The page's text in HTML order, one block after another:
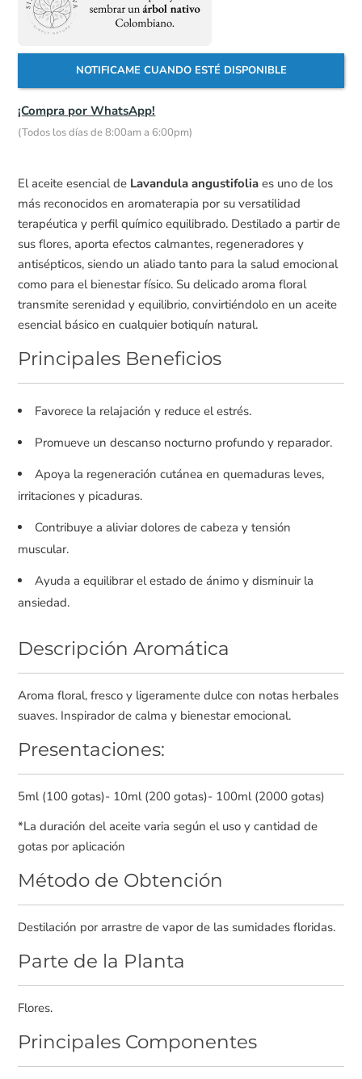
NOTIFICAME CUANDO ESTÉ DISPONIBLE
¡Compra por WhatsApp!
(Todos los días de 8:00am a 6:00pm)
El aceite esencial de Lavandula angustifolia es uno de los
más reconocidos en aromaterapia por su versatilidad
terapéutica y perfil químico equilibrado. Destilado a partir de
sus flores, aporta efectos calmantes, regeneradores y
antisépticos, siendo un aliado tanto para la salud emocional
como para el bienestar físico. Su delicado aroma floral
transmite serenidad y equilibrio, convirtiéndolo en un aceite
esencial básico en cualquier botiquín natural.
Principales Beneficios
Favorece la relajación y reduce el estrés.
Promueve un descanso nocturno profundo y reparador.
Apoya la regeneración cutánea en quemaduras leves,
irritaciones y picaduras.
Contribuye a aliviar dolores de cabeza y tensión
muscular.
Ayuda a equilibrar el estado de ánimo y disminuir la
ansiedad.
Descripción Aromática
Aroma floral, fresco y ligeramente dulce con notas herbales
suaves. Inspirador de calma y bienestar emocional.
Presentaciones:
5ml (100 gotas)- 10ml (200 gotas)- 100ml (2000 gotas)
*La duración del aceite varia según el uso y cantidad de
gotas por aplicación
Método de Obtención
Destilación por arrastre de vapor de las sumidades floridas.
Parte de la Planta
Flores.
Principales Componentes